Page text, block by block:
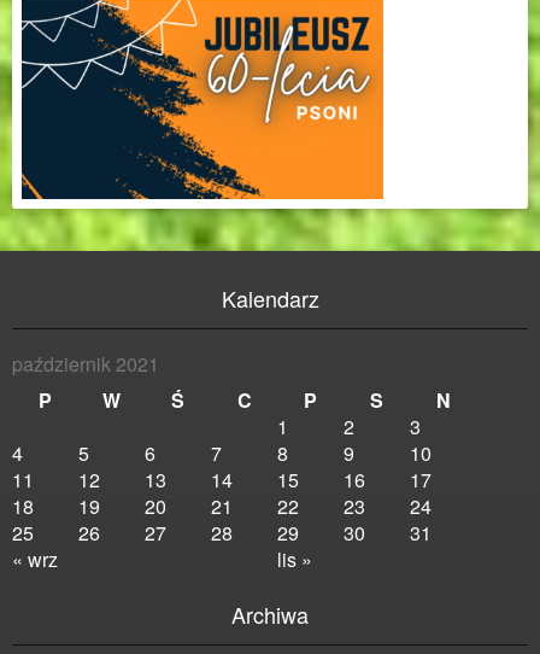
Kalendarz
październik 2021
P
W Ś C P S N
« wrz lis »
1 2
3
4
5 6 7 8 9
10
11
12 13 14 15 16
17
18
19 20 21 22 23
24
25
26 27 28 29 30 31
Archiwa